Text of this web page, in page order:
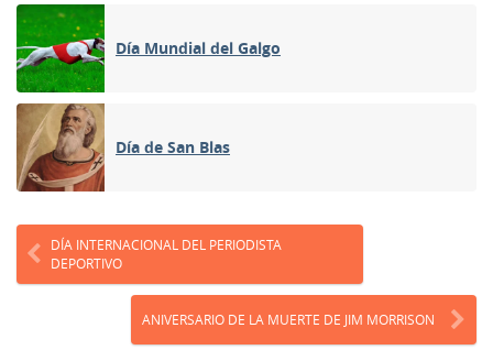
Día Mundial del Galgo
Día de San Blas
DÍA INTERNACIONAL DEL PERIODISTA
DEPORTIVO
ANIVERSARIO DE LA MUERTE DE JIM MORRISON